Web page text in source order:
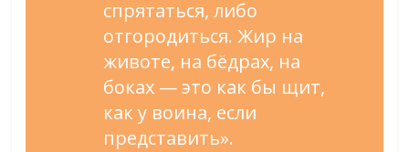
спрятаться, либо
отгородиться. Жир на
животе, на бёдрах, на
боках — это как бы щит,
как у воина, если
представить».